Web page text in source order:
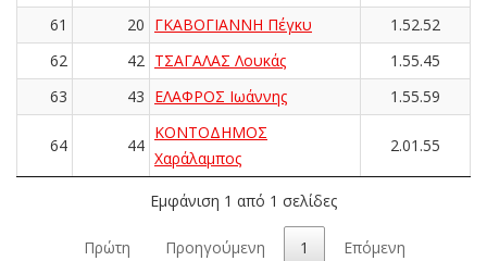
61
20 ΓΚΑΒΟΓΙΑΝΝΗ Πέγκυ
1.52.52
62
42 ΤΣΑΓΑΛΑΣ Λουκάς
1.55.45
63
43 ΕΛΑΦΡΟΣ Ιωάννης 1.55.59
64 44
ΚΟΝΤΟΔΗΜΟΣ
Χαράλαμπος
2.01.55
Εμφάνιση 1 από 1 σελίδες
Πρώτη Προηγούμενη 1 Επόμενη